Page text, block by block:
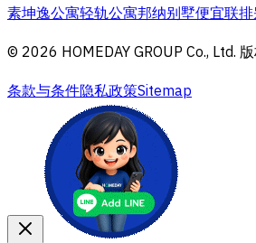
素坤逸公寓轻轨公寓邦纳别墅便宜联
© 2026 HOMEDAY GROUP Co., Ltd. 版
条款与条件隐私政策Sitemap